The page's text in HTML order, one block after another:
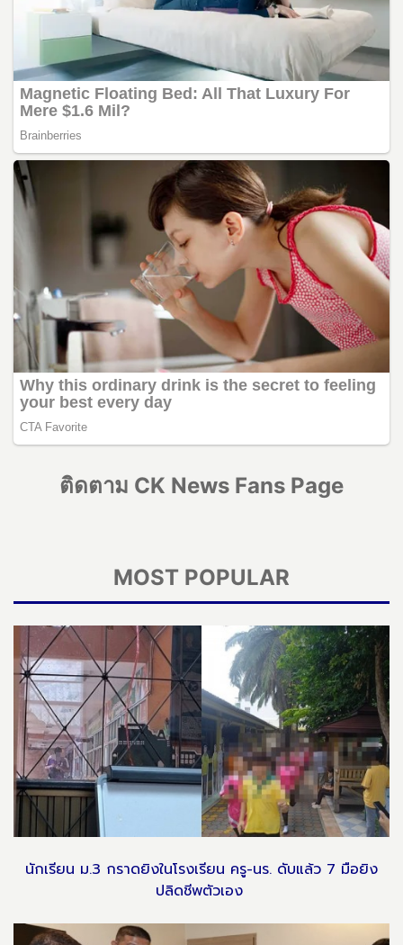
ติดตาม CK News Fans Page
MOST POPULAR
นักเรียน ม.3 กราดยิงในโรงเรียน ครู-นร. ดับแล้ว 7 มือยิง
ปลิดชีพตัวเอง